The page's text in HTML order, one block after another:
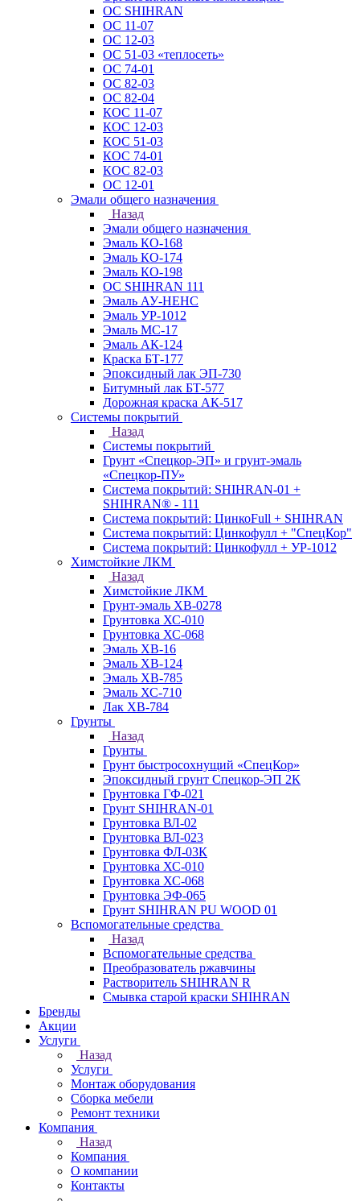
ОС SHIHRAN
ОС 11-07
ОС 12-03
ОС 51-03 «теплосеть»
ОС 74-01
ОС 82-03
ОС 82-04
КОС 11-07
КОС 12-03
КОС 51-03
КОС 74-01
КОС 82-03
ОС 12-01
Эмали общего назначения
Назад
Эмали общего назначения
Эмаль КО-168
Эмаль КО-174
Эмаль КО-198
ОС SHIHRAN 111
Эмаль АУ-НЕНС
Эмаль УР-1012
Эмаль МС-17
Эмаль АК-124
Краска БТ-177
Эпоксидный лак ЭП-730
Битумный лак БТ-577
Дорожная краска АК-517
Системы покрытий
Назад
Системы покрытий
Грунт «Спецкор-ЭП» и грунт-эмаль
«Спецкор-ПУ»
Система покрытий: SHIHRAN-01 +
SHIHRAN® - 111
Система покрытий: ЦинкоFull + SHIHRAN
Система покрытий: Цинкофулл + "СпецКор"
Система покрытий: Цинкофулл + УР-1012
Химстойкие ЛКМ
Назад
Химстойкие ЛКМ
Грунт-эмаль ХВ-0278
Грунтовка ХС-010
Грунтовка ХС-068
Эмаль ХВ-16
Эмаль ХВ-124
Эмаль ХВ-785
Эмаль ХС-710
Лак ХВ-784
Грунты
Назад
Грунты
Грунт быстросохнущий «СпецКор»
Эпоксидный грунт Спецкор-ЭП 2К
Грунтовка ГФ-021
Грунт SHIHRAN-01
Грунтовка ВЛ-02
Грунтовка ВЛ-023
Грунтовка ФЛ-03К
Грунтовка ХС-010
Грунтовка ХС-068
Грунтовка ЭФ-065
Грунт SHIHRAN PU WOOD 01
Вспомогательные средства
Назад
Вспомогательные средства
Преобразователь ржавчины
Растворитель SHIHRAN R
Смывка старой краски SHIHRAN
Бренды
Акции
Услуги
Назад
Услуги
Монтаж оборудования
Сборка мебели
Ремонт техники
Компания
Назад
Компания
О компании
Контакты